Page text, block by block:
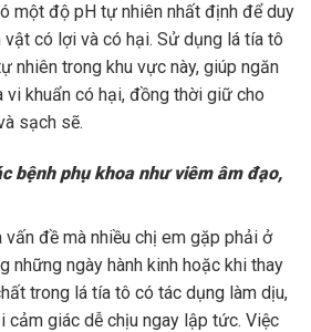
một độ pH tự nhiên nhất định để duy
có lợi và có hại. Sử dụng lá tía tô
nhiên trong khu vực này, giúp ngăn
khuẩn có hại, đồng thời giữ cho
sạch sẽ.
bệnh phụ khoa như viêm âm đạo,
vấn đề mà nhiều chị em gặp phải ở
những ngày hành kinh hoặc khi thay
trong lá tía tô có tác dụng làm dịu,
cảm giác dễ chịu ngay lập tức. Việc